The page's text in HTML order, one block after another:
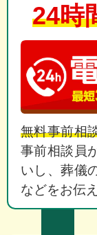
24時
無料事前相
事前相談員
いし、葬儀
などをお伝